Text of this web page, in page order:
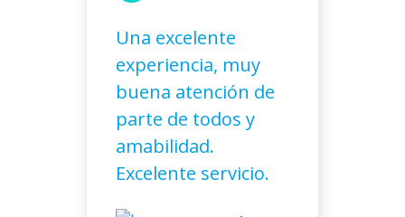
Una excelente
experiencia, muy
buena atención de
parte de todos y
amabilidad.
Excelente servicio.